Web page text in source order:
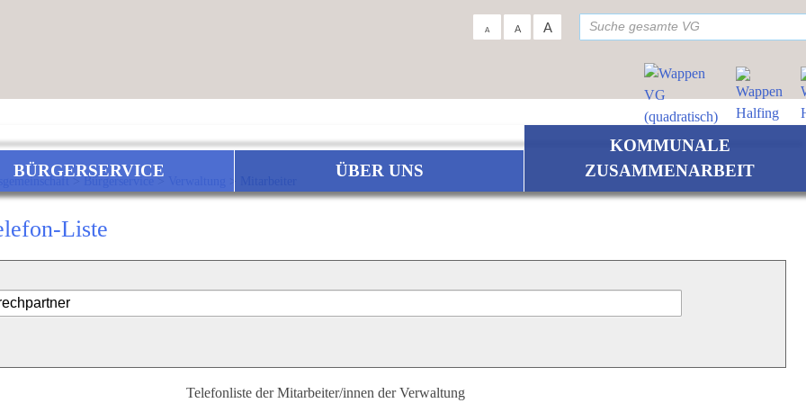
A A A
BÜRGERSERVICE ÜBER UNS
KOMMUNALE
ZUSAMMENARBEIT
>Bürgerservice>
Liste
Telefonliste der Mitarbeiter/innen der Verwaltung